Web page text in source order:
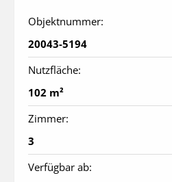
Objektnummer:
20043-5194
Nutzfläche:
102 m²
Zimmer:
3
Verfügbar ab: